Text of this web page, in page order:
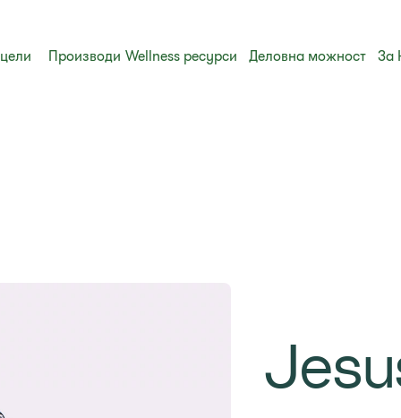
Производи Wellness ресурси Деловна можност За